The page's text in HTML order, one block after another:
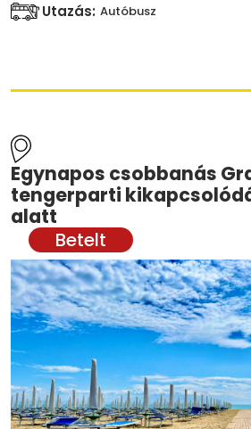
Utazás: Autóbusz
Egynapos csobbanás
tengerparti
alatt